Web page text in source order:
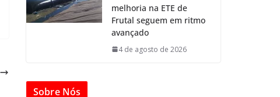
melhoria na ETE de
Frutal seguem em ritmo
avançado
4 de agosto de 2026
Sobre Nós